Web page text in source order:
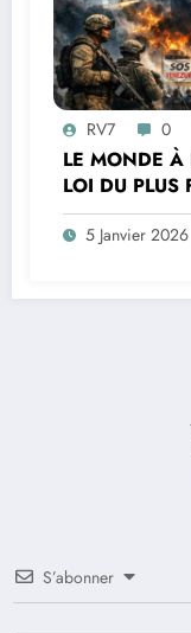
RV7 0
LE MONDE
LOI DU PLUS
MORALE ET
5 Janvier 2026
S’abonner